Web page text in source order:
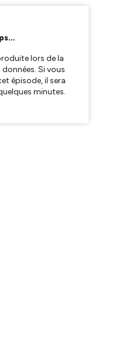
lors de la
Si vous
épisode, il sera
minutes.